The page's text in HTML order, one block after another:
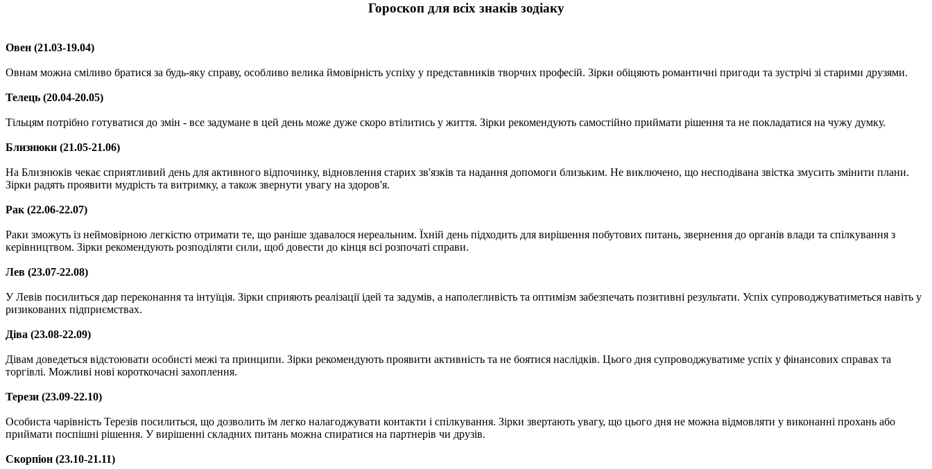
Гороскоп для всіх знаків зодіаку
Овен (21.03-19.04)
Овнам можна сміливо братися за будь-яку справу, особливо велика ймовірність успіху у представників творчих професій. Зірки обіцяють романтичні пригоди та зустрічі зі старими друзями.
Телець (20.04-20.05)
Тільцям потрібно готуватися до змін - все задумане в цей день може дуже скоро втілитись у життя. Зірки рекомендують самостійно приймати рішення та не покладатися на чужу думку.
Близнюки (21.05-21.06)
На Близнюків чекає сприятливий день для активного відпочинку, відновлення старих зв'язків та надання допомоги близьким. Не виключено, що несподівана звістка змусить змінити плани.
Зірки радять проявити мудрість та витримку, а також звернути увагу на здоров'я.
Рак (22.06-22.07)
Раки зможуть із неймовірною легкістю отримати те, що раніше здавалося нереальним. Їхній день підходить для вирішення побутових питань, звернення до органів влади та спілкування з
керівництвом. Зірки рекомендують розподіляти сили, щоб довести до кінця всі розпочаті справи.
Лев (23.07-22.08)
У Левів посилиться дар переконання та інтуїція. Зірки сприяють реалізації ідей та задумів, а наполегливість та оптимізм забезпечать позитивні результати. Успіх супроводжуватиметься навіть у
ризикованих підприємствах.
Діва (23.08-22.09)
Дівам доведеться відстоювати особисті межі та принципи. Зірки рекомендують проявити активність та не боятися наслідків. Цього дня супроводжуватиме успіх у фінансових справах та
торгівлі. Можливі нові короткочасні захоплення.
Терези (23.09-22.10)
Особиста чарівність Терезів посилиться, що дозволить їм легко налагоджувати контакти і спілкування. Зірки звертають увагу, що цього дня не можна відмовляти у виконанні прохань або
приймати поспішні рішення. У вирішенні складних питань можна спиратися на партнерів чи друзів.
Скорпіон (23.10-21.11)